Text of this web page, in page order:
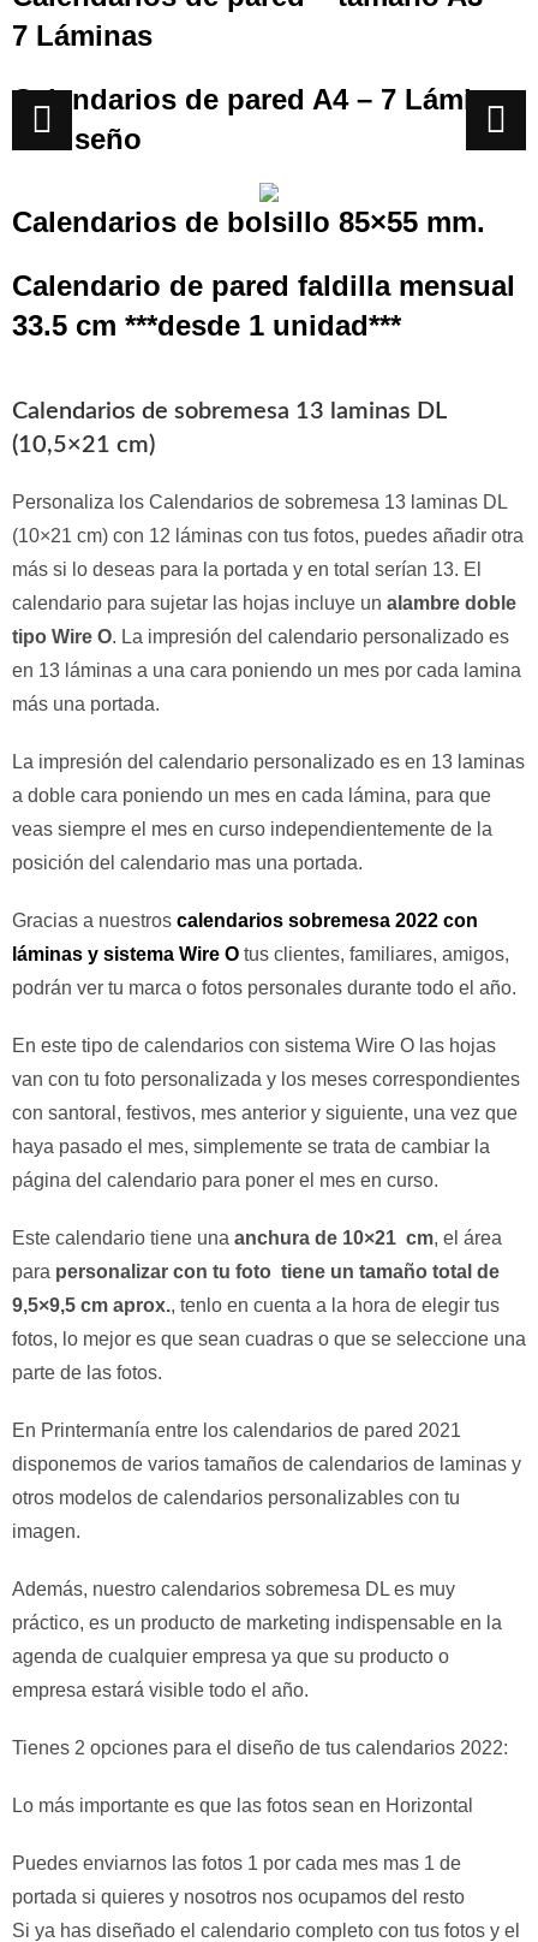
7 Láminas
Calendarios de pared A4 – 7 Láminas
tu diseño
Calendarios de bolsillo 85×55 mm.
Calendario de pared faldilla mensual
33.5 cm ***desde 1 unidad***
Calendarios de sobremesa 13 laminas DL
(10,5×21 cm)
Personaliza los Calendarios de sobremesa 13 laminas DL
(10×21 cm) con 12 láminas con tus fotos, puedes añadir otra
más si lo deseas para la portada y en total serían 13. El
calendario para sujetar las hojas incluye un alambre doble
tipo Wire O. La impresión del calendario personalizado es
en 13 láminas a una cara poniendo un mes por cada lamina
más una portada.
La impresión del calendario personalizado es en 13 laminas
a doble cara poniendo un mes en cada lámina, para que
veas siempre el mes en curso independientemente de la
posición del calendario mas una portada.
Gracias a nuestros calendarios sobremesa 2022 con
láminas y sistema Wire O tus clientes, familiares, amigos,
podrán ver tu marca o fotos personales durante todo el año.
En este tipo de calendarios con sistema Wire O las hojas
van con tu foto personalizada y los meses correspondientes
con santoral, festivos, mes anterior y siguiente, una vez que
haya pasado el mes, simplemente se trata de cambiar la
página del calendario para poner el mes en curso.
Este calendario tiene una anchura de 10×21 cm, el área
para personalizar con tu foto tiene un tamaño total de
9,5×9,5 cm aprox., tenlo en cuenta a la hora de elegir tus
fotos, lo mejor es que sean cuadras o que se seleccione una
parte de las fotos.
En Printermanía entre los calendarios de pared 2021
disponemos de varios tamaños de calendarios de laminas y
otros modelos de calendarios personalizables con tu
imagen.
Además, nuestro calendarios sobremesa DL es muy
práctico, es un producto de marketing indispensable en la
agenda de cualquier empresa ya que su producto o
empresa estará visible todo el año.
Tienes 2 opciones para el diseño de tus calendarios 2022:
Lo más importante es que las fotos sean en Horizontal
Puedes enviarnos las fotos 1 por cada mes mas 1 de
portada si quieres y nosotros nos ocupamos del resto
Si ya has diseñado el calendario completo con tus fotos y el